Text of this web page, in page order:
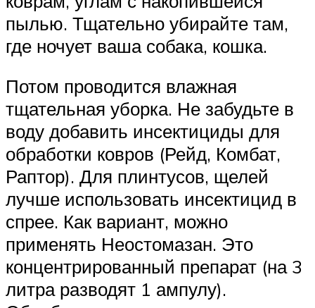
пылью. Тщательно убирайте там,
где ночует ваша собака, кошка.
Потом проводится влажная
тщательная уборка. Не забудьте в
воду добавить инсектициды для
обработки ковров (Рейд, Комбат,
Раптор). Для плинтусов, щелей
лучше использовать инсектицид в
спрее. Как вариант, можно
применять Неостомазан. Это
концентрированный препарат (на 3
литра разводят 1 ампулу).